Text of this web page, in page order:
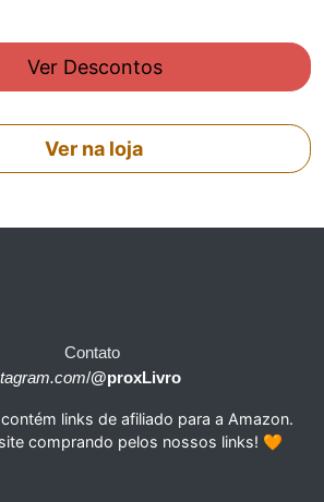
Ver Descontos
Ver na loja
Contato
/@proxLivro
links de afiliado para a Amazon.
comprando pelos nossos links! 🧡